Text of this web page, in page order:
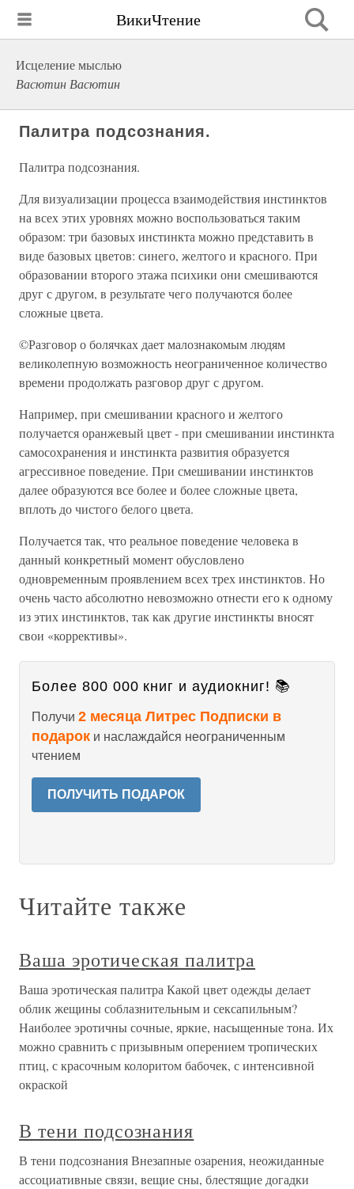
ВикиЧтение
Исцеление мыслью
Васютин Васютин
Палитра подсознания.
Палитра подсознания.
Для визуализации процесса взаимодействия инстинктов
на всех этих уровнях можно воспользоваться таким
образом: три базовых инстинкта можно представить в
виде базовых цветов: синего, желтого и красного. При
образовании второго этажа психики они смешиваются
друг с другом, в результате чего получаются более
сложные цвета.
©Разговор о болячках дает малознакомым людям
великолепную возможность неограниченное количество
времени продолжать разговор друг с другом.
Например, при смешивании красного и желтого
получается оранжевый цвет - при смешивании инстинкта
самосохранения и инстинкта развития образуется
агрессивное поведение. При смешивании инстинктов
далее образуются все более и более сложные цвета,
вплоть до чистого белого цвета.
Получается так, что реальное поведение человека в
данный конкретный момент обусловлено
одновременным проявлением всех трех инстинктов. Но
очень часто абсолютно невозможно отнести его к одному
из этих инстинктов, так как другие инстинкты вносят
свои «коррективы».
Более 800 000 книг и аудиокниг! 📚
Получи 2 месяца Литрес Подписки в
подарок и наслаждайся неограниченным
чтением
ПОЛУЧИТЬ ПОДАРОК
Читайте также
Ваша эротическая палитра
Ваша эротическая палитра Какой цвет одежды делает
облик жещины соблазнительным и сексапильным?
Наиболее эротичны сочные, яркие, насыщенные тона. Их
можно сравнить с призывным оперением тропических
птиц, с красочным колоритом бабочек, с интенсивной
окраской
В тени подсознания
В тени подсознания Внезапные озарения, неожиданные
ассоциативные связи, вещие сны, блестящие догадки